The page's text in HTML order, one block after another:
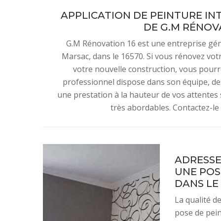
APPLICATION DE PEINTURE
DE G.M
G.M Rénovation 16 est une entreprise
Marsac, dans le 16570. Si vous rénovez
votre nouvelle construction, vous
professionnel dispose dans son équipe,
une prestation à la hauteur de vos
très abordables. Contactez-
UNE
DANS LE
La qualité
pose de